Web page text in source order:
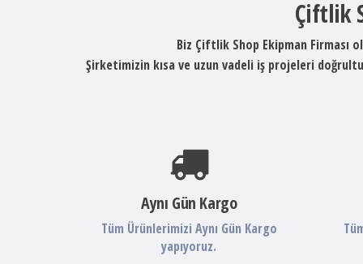
Çiftlik
Biz Çiftlik Shop Ekipman Firması
Şirketimizin kısa ve uzun vadeli iş projeleri
Aynı Gün Kargo
Tüm Ürünlerimizi Aynı Gün Kargo
yapıyoruz.